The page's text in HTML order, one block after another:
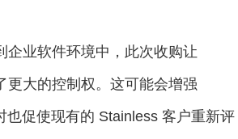
企业软件环境中，此次收购让
更大的控制权。这可能会增强
促使现有的 Stainless 客户重新评